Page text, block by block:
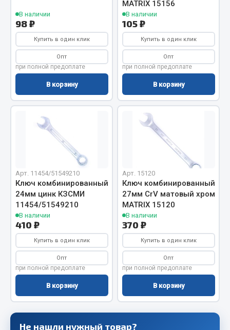
Система питания
Система выпуска газа
Система охлаждения
Показать ещё
Весь раздел
Запчасти SHAANXI (SHACMAN)
Система питания
Тормозная система
Колеса и шины
Система охлаждения
Подвеска
Кабина
Оперение кабины
Весь раздел
Запчасти FAW
В наличии
98 ₽
Купить в один клик
Опт
при полной предоплате
В корзину
MATRIX 15156
В наличии
105 ₽
Купить в один клик
Опт
при полной предоплате
В корзину
Арт. 11454/51549210
Ключ комбинированный
24мм цинк КЗСМИ
11454/51549210
В наличии
410 ₽
Купить в один клик
Опт
при полной предоплате
В корзину
Арт. 15120
Ключ комбинированный
27мм CrV матовый хром
MATRIX 15120
В наличии
370 ₽
Купить в один клик
Опт
при полной предоплате
В корзину
Не нашли нужный товар?